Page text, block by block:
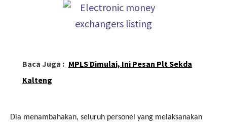
Baca Juga : MPLS Dimulai, Ini Pesan Plt Sekda
Kalteng
Dia menambahakan, seluruh personel yang melaksanakan